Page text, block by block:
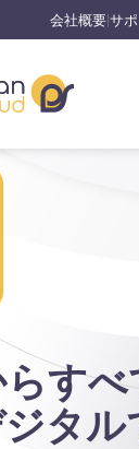
会社概要 サ
すべ
タル